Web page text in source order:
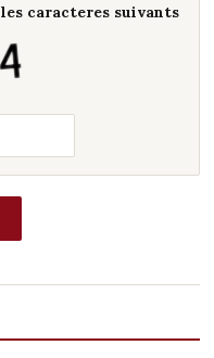
caracteres suivants